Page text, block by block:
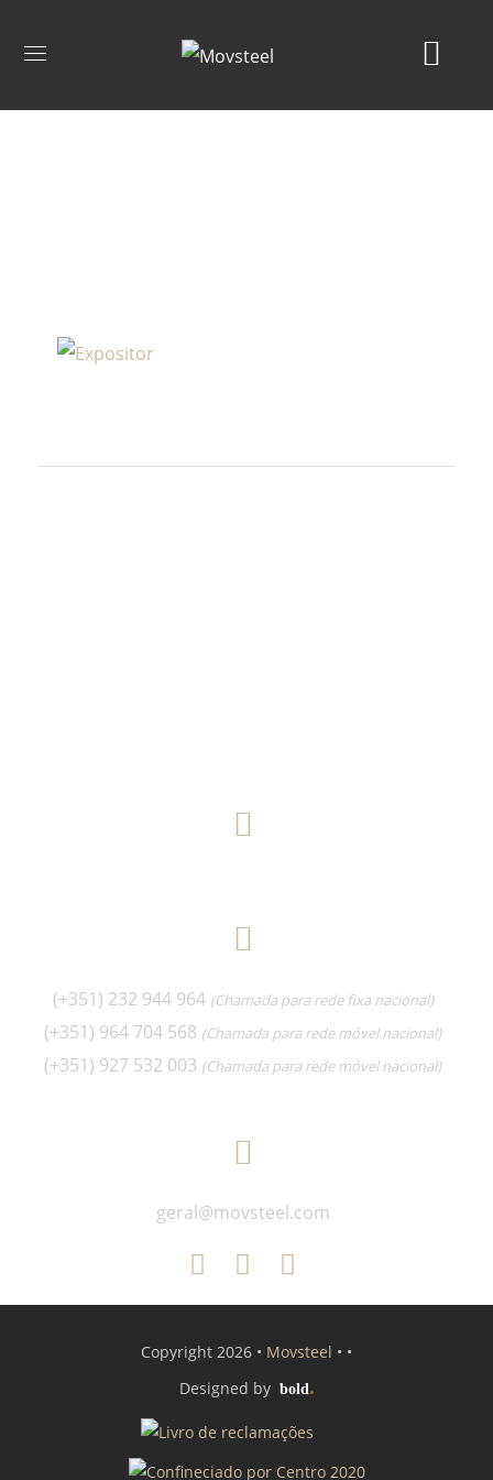
(+351) 232 944 964 (Chamada para rede fixa nacional)
(+351) 964 704 568 (Chamada para rede móvel nacional)
(+351) 927 532 003 (Chamada para rede móvel nacional)
geral@movsteel.com
Copyright 2026 • Movsteel • •
Designed by bold.